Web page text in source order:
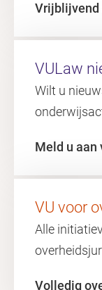
Vrijblijvend
VULaw
Wilt u
Meld u aan
VU voor
Alle
Volledig